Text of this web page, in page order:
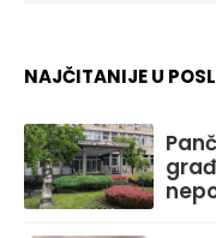
NAJČITANIJE U